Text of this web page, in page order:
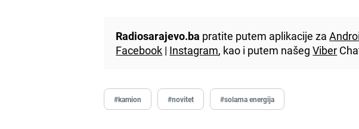
Radiosarajevo.ba pratite putem aplikacije za
Facebook | Instagram, kao i putem našegViber
#kamion #novitet #solarna energija